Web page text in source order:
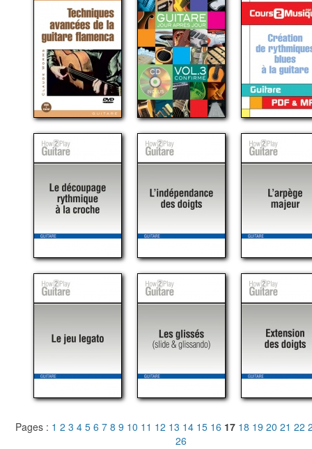
Pages : 1 2 3 4 5 6 7 8 9 10 11 12 13 14 15 16 17 18 19 20 21 22
26